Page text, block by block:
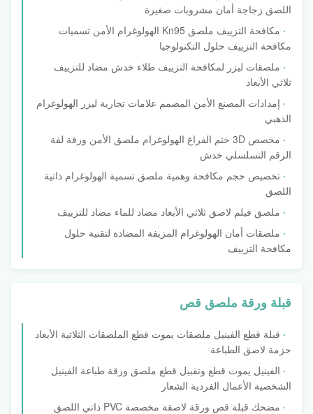
اللصق زجاجة أمان مشروبات صغيرة
مكافحة التزييف ملصق Kn95 الهولوغرام الأمن تسميات
مكافحة التزييف حلول التكنولوجيا
ملصقات ليزر لمكافحة التزييف طلاء خدش مضاد للتزييف
ثلاثي الأبعاد
إمدادات المصنع الأمن المصمم علامات تجارية ليزر الهولوغرام
الذهبي
مخصص 3D ختم الفراغ الهولوغرام ملصق الأمن ورقة لفة
الرقم التسلسلي خدش
تخصيص حجم مكافحة وهمية ملصق تسمية الهولوغرام ذاتية
اللصق
ملصق فيلم لاصق ثلاثي الأبعاد مضاد للماء مضاد للتزييف
ملصقات أمان الهولوغرام المزيفة المضادة لتقنية حلول
مكافحة التزييف
قبلة ورقة ملصق قص
قبلة قطع الفينيل ملصقات يموت قطع الملصقات الثلاثية الأبعاد
حزمة لاصق الطباعة
الفينيل يموت قطع وتقبيل قطع ملصق ورقة طباعة الفينيل
الشخصية الأعمال الفردية الشعار
مضحك قبلة قص ورقة لاصقة مخصصة PVC ذاتي اللصق